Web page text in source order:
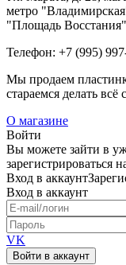
метро
"Площадь
Телефон: +7 (995)
Мы продаем
стараемся делать
О магазине
Войти
Вы можете зайти в
зарегистрироваться
Вход в аккаунт
Вход в аккаунт
VK
Войти в аккаунт